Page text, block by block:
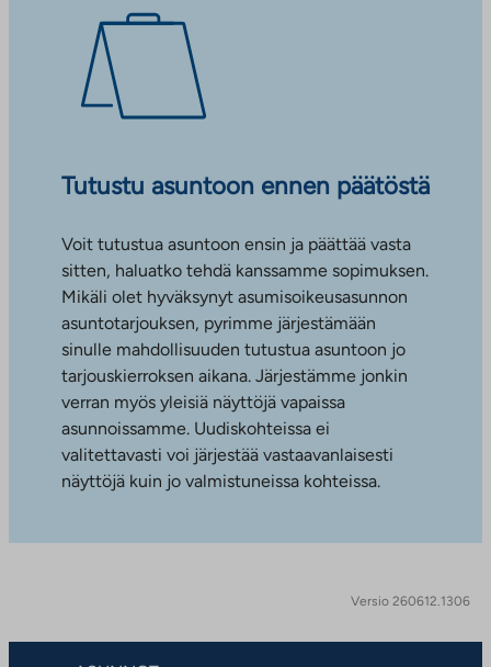
Tutustu asuntoon ennen päätöstä
Voit tutustua asuntoon ensin ja päättää vasta
sitten, haluatko tehdä kanssamme sopimuksen.
Mikäli olet hyväksynyt asumisoikeusasunnon
asuntotarjouksen, pyrimme järjestämään
sinulle mahdollisuuden tutustua asuntoon jo
tarjouskierroksen aikana. Järjestämme jonkin
verran myös yleisiä näyttöjä vapaissa
asunnoissamme. Uudiskohteissa ei
valitettavasti voi järjestää vastaavanlaisesti
näyttöjä kuin jo valmistuneissa kohteissa.
Versio 260612.1306